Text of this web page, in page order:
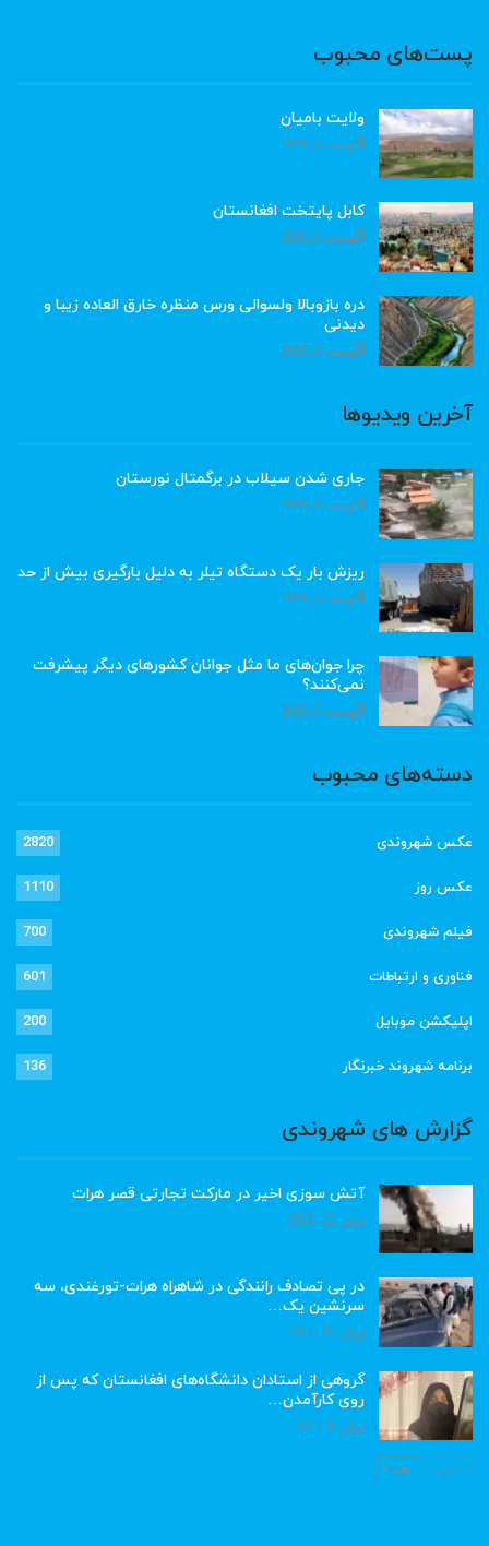
پست‌های محبوب
ولایت بامیان
آگوست 6, 2026
کابل پایتخت افغانستان
آگوست 6, 2026
دره بازوبالا ولسوالی ورس منظره خارق العاده زیبا و
دیدنی
آگوست 6, 2026
آخرین ویدیوها
جاری شدن سیلاب در برگمتال نورستان
آگوست 6, 2026
ریزش بار یک دستگاه تیلر به دلیل بارگیری بیش از حد
آگوست 6, 2026
چرا جوان‌های ما مثل جوانان کشورهای دیگر پیشرفت
نمی‌کنند؟
آگوست 6, 2026
دسته‌های محبوب
عکس شهروندی 2820
عکس روز 1110
فیلم شهروندی 700
فناوری و ارتباطات 601
اپلیکشن موبایل 200
برنامه شهروند خبرنگار 136
گزارش های شهروندی
آتش سوزی اخیر در مارکت تجارتی قصر هرات
ژوئن 22, 2023
در پی تصادف رانندگی در شاهراه هرات-تورغندی، سه
سرنشین یک…
ژوئن 15, 2023
گروهی از استادان دانشگاه‌های افغانستان که پس از
روی کارآمدن…
ژوئن 6, 2023
قبلی بعد